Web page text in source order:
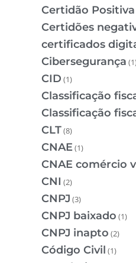
Certidão Positiva
Certidões
certificados
Cibersegurança
CID (1)
Classificação
Classificação
CLT(8)
CNAE(1)
CNAE comércio
CNI (2)
CNPJ (3)
CNPJ baixado (1)
CNPJ inapto (2)
Código Civil (1)